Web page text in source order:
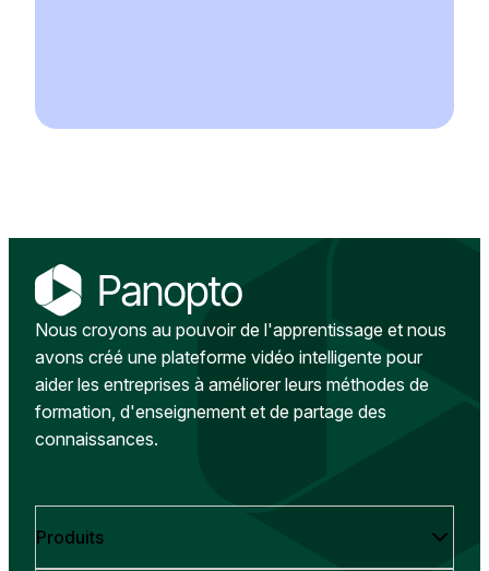
Nous croyons au pouvoir de l'apprentissage et nous
avons créé une plateforme vidéo intelligente pour
aider les entreprises à améliorer leurs méthodes de
formation, d'enseignement et de partage des
connaissances.
Produits